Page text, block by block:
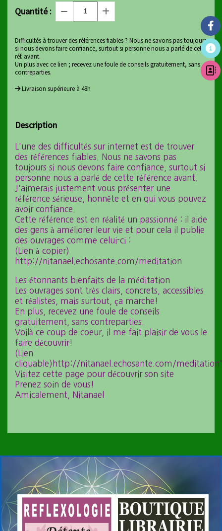
Quantité :
Difficultés à trouver des références fiables ? Nous ne savons pas toujours
si nous devons faire confiance, surtout si personne nous a parlé de cette
réf. avant.
Un plus avec ce lien ; recevez une foule de conseils gratuitement, sans
contreparties.
Livraison supérieure à 48h
Description
L'une des difficultés sur internet est de trouver
des références fiables. Nous ne savons pas
toujours si nous devons faire confiance, surtout si
personne nous a parlé de cette référence avant.
J'aimerais justement vous présenter une
référence sérieuse, honnête et en qui vous pouvez
avoir confiance.
Cette référence est en réalité un passionné : il aide
des gens à améliorer leur vie et pour cela il publie
des ouvrages comme celui-ci :
(Lien à copier)
http://nitanael.echosante.com/meditation
Les étonnants bienfaits de la méditation
Les ouvrages sont très clairs, concrets, accessibles
et réalistes, mais surtout, ça marche!
En plus, recevez une foule de conseils
gratuitement, sans contreparties.
Voilà ce coup de coeur, il me fait plaisir de vous le
faire découvrir!
(Lien
cliquable)http://nitanael.echosante.com/
Visitez cette page pour découvrir son site
Prenez soin de vous!
Amicalement, Nitanael